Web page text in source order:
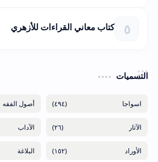
كتاب معاني القراءات للأزهري
التسميات
(٤٩٤)
(٢٦)
(١٥٢)